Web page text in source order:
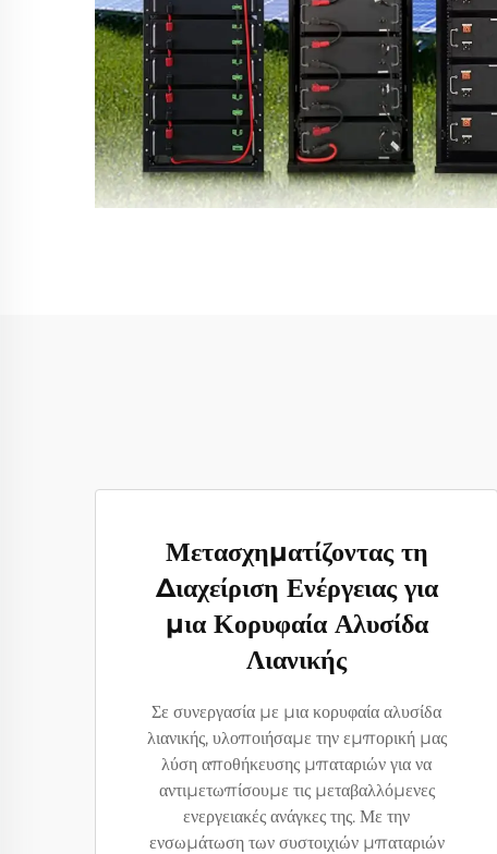
Μετασχηματίζοντας τη
Διαχείριση Ενέργειας για
μια Κορυφαία Αλυσίδα
Λιανικής
Σε συνεργασία με μια κορυφαία αλυσίδα
λιανικής, υλοποιήσαμε την εμπορική μας
λύση αποθήκευσης μπαταριών για να
αντιμετωπίσουμε τις μεταβαλλόμενες
ενεργειακές ανάγκες της. Με την
ενσωμάτωση των συστοιχιών μπαταριών